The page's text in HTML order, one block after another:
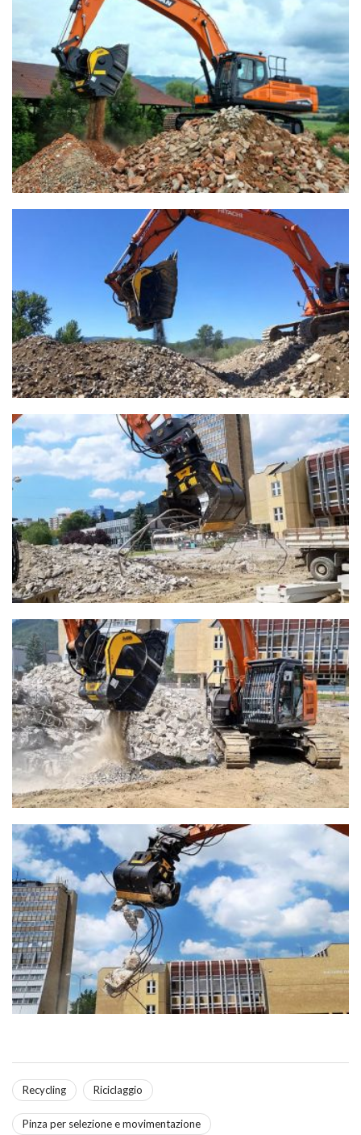
Recycling Riciclaggio
Pinza per selezione e movimentazione